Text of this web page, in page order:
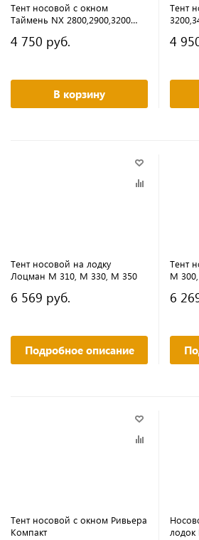
Тент носовой с окном
Таймень NX 2800,2900,3200
4 750 руб.
В корзину
Тент
4
Тент носовой на лодку
Лоцман М 310, М 330, М 350
6 569 руб.
Подробное описание
Тент
М
6
Тент носовой с окном Ривьера
Компакт